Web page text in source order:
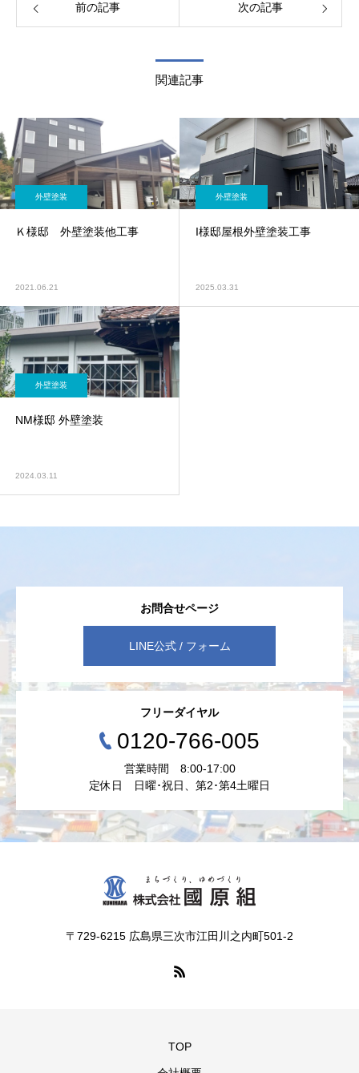
前の記事 次の記事
関連記事
外壁塗装
Ｋ様邸 外壁塗装他工事
2021.06.21
外壁塗装
I様邸屋根外壁塗装工事
2025.03.31
外壁塗装
NM様邸 外壁塗装
2024.03.11
お問合せページ
LINE公式 / フォーム
フリーダイヤル
0120-766-005
営業時間 8:00-17:00
定休日 日曜･祝日、第2･第4土曜日
〒729-6215 広島県三次市江田川之内町501-2
TOP